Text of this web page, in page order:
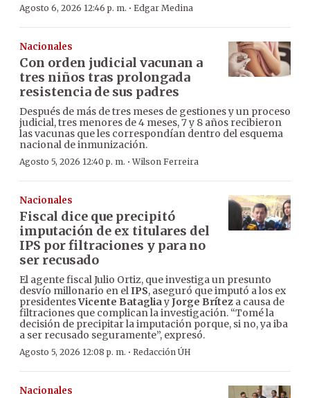
Agosto 6, 2026 12:46 p. m. · Edgar Medina
Nacionales
Con orden judicial vacunan a
tres niños tras prolongada
resistencia de sus padres
Después de más de tres meses de gestiones y un proceso
judicial, tres menores de 4 meses, 7 y 8 años recibieron
las vacunas que les correspondían dentro del esquema
nacional de inmunización.
Agosto 5, 2026 12:40 p. m. ·Wilson Ferreira
Nacionales
Fiscal dice que precipitó
imputación de ex titulares del
IPS por filtraciones y para no
ser recusado
El agente fiscal Julio Ortiz, que investiga un presunto
desvío millonario en elIPS, aseguró que imputó a los ex
presidentesVicente BatagliayJorge Brítez a causa de
filtraciones que complican la investigación. “Tomé la
decisión de precipitar la imputación porque, si no, ya iba
a ser recusado seguramente”, expresó.
Agosto 5, 2026 12:08 p. m. · Redacción ÚH
Nacionales